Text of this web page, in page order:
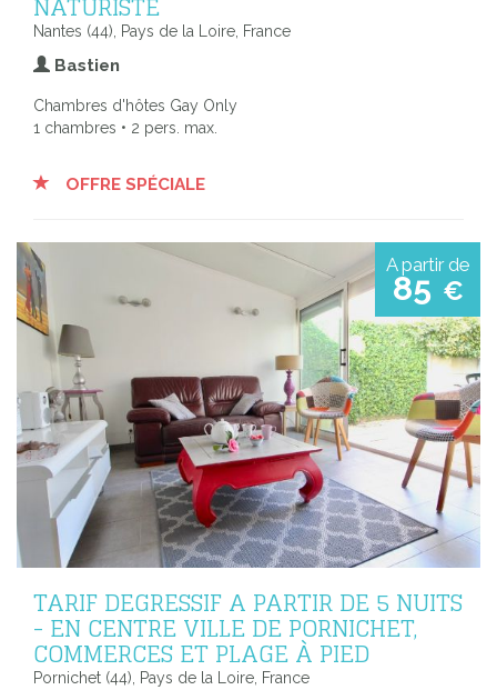
Nantes (44), Pays de la Loire, France
Bastien
Chambres d'hôtes Gay Only
1 chambres • 2 pers. max.
OFFRE SPÉCIALE
A partir de
85 €
TARIF DEGRESSIF A PARTIR DE 5 NUITS
- EN CENTRE VILLE DE PORNICHET,
COMMERCES ET PLAGE À PIED
Pornichet (44), Pays de la Loire, France